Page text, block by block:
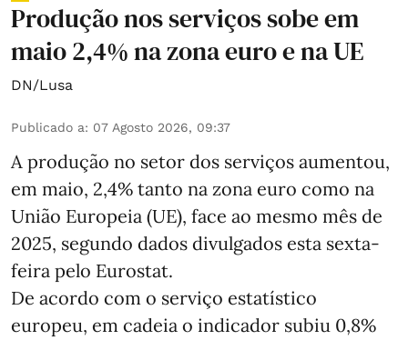
Produção nos serviços sobe em
maio 2,4% na zona euro e na UE
DN/Lusa
Publicado a: 07 Agosto 2026, 09:37
A produção no setor dos serviços aumentou,
em maio, 2,4% tanto na zona euro como na
União Europeia (UE), face ao mesmo mês de
2025, segundo dados divulgados esta sexta-
feira pelo Eurostat.
De acordo com o serviço estatístico
europeu, em cadeia o indicador subiu 0,8%